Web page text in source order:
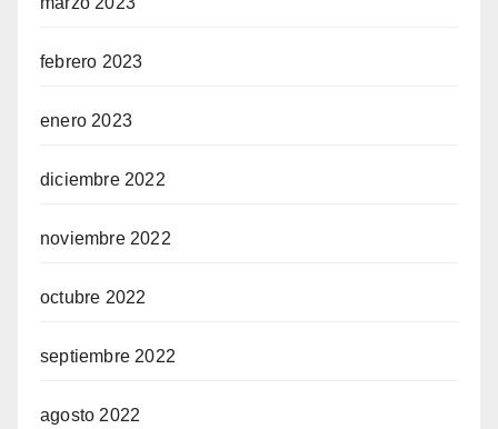
febrero 2023
enero 2023
diciembre 2022
noviembre 2022
octubre 2022
septiembre 2022
agosto 2022